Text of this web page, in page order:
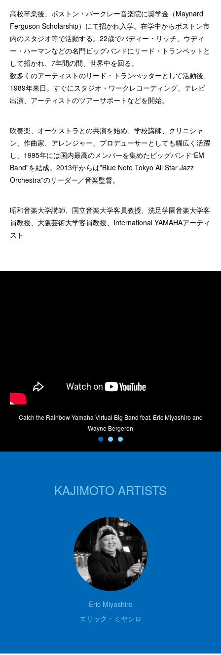
高校卒業後、ボストン・バークレー音楽院に奨学金（Maynard
Ferguson Scholarship）にて招かれ入学。在学中からボストン市
内のスタジオ等で活動する。22歳でバディー・リッチ、ウディ
ー・ハーマンなどの名門ビッグバンドにリード・トランペットと
して招かれ、7年間の間、世界中を回る。
数多くのアーティストのリード・トランぺッターとして活動後、
1989年来日。すぐにスタジオ・ワークレコーディング、テレビ
出演、アーティストのツアーサポートなどを開始。
吹奏楽、オーケストラとの共演を始め、学校講師、クリニシャ
ン、作曲家、アレンジャー、プロデューサーとしても幅広く活躍
し、1995年には国内最高のメンバーを集めたビッグバンド“EM
Band”を結成。2013年からは”Blue Note Tokyo All Star Jazz
Orchestra”のリーダー／音楽監督。
昭和音楽大学講師、国立音楽大学客員教授、洗足学園音楽大学客
員教授、大阪芸術大学客員教授、International YAMAHAアーティ
スト
Catch the Rainbow Yamaha Virtual Big Band feat. Eric Miyashiro and
Wayne Bergeron
KAJIMOTO ARTISTS
Eric Miyashiro
エリック・ミヤシロ